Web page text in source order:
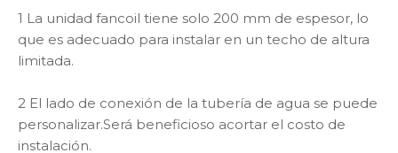
1 La unidad fancoil tiene solo 200 mm de espesor, lo
que es adecuado para instalar en un techo de altura
limitada.
2 El lado de conexión de la tubería de agua se puede
personalizar.Será beneficioso acortar el costo de
instalación.